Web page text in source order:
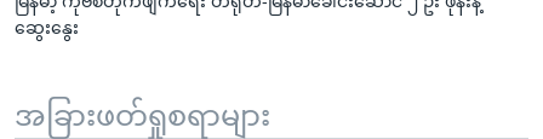
ဆွေးနွေး
အခြားဖတ်ရှုစရာများ